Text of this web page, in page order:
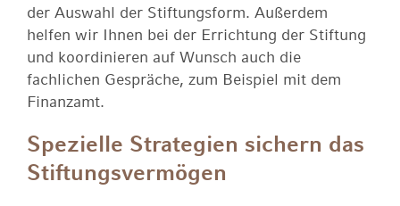
der Auswahl der Stiftungsform. Außerdem
helfen wir Ihnen bei der Errichtung der Stiftung
und koordinieren auf Wunsch auch die
fachlichen Gespräche, zum Beispiel mit dem
Finanzamt.
Spezielle Strategien sichern das
Stiftungsvermögen